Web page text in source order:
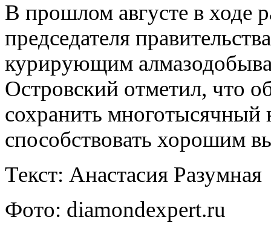
В прошлом августе в ходе
председателя
курирующим
Островский отметил, что
сохранить многотысячный
способствовать хорошим
Текст: Анастасия Разумная
Фото: diamondexpert.ru